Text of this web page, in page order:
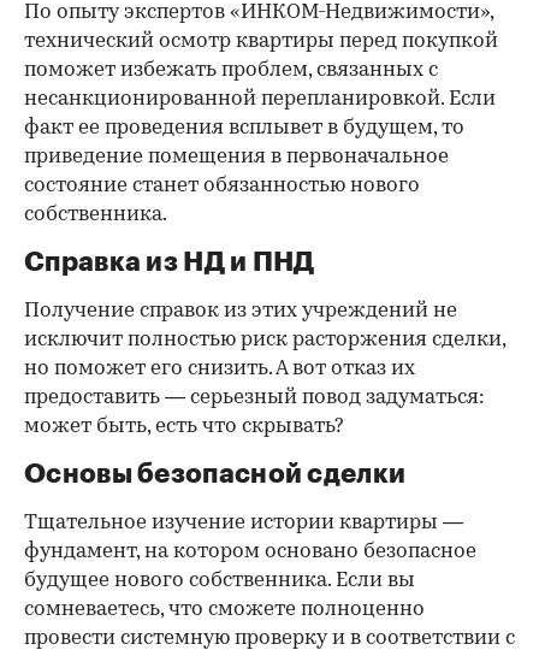
По опыту экспертов «ИНКОМ-Недвижимости»,
технический осмотр квартиры перед покупкой
поможет избежать проблем, связанных с
несанкционированной перепланировкой. Если
факт ее проведения всплывет в будущем, то
приведение помещения в первоначальное
состояние станет обязанностью нового
собственника.
Справка из НД и ПНД
Получение справок из этих учреждений не
исключит полностью риск расторжения сделки,
но поможет его снизить. А вот отказ их
предоставить — серьезный повод задуматься:
может быть, есть что скрывать?
Основы безопасной сделки
Тщательное изучение истории квартиры —
фундамент, на котором основано безопасное
будущее нового собственника. Если вы
сомневаетесь, что сможете полноценно
провести системную проверку и в соответствии с